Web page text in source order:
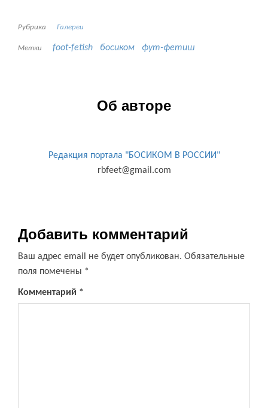
Рубрика Галереи
Метки foot-fetish босиком фут-фетиш
Об авторе
Редакция портала "БОСИКОМ В РОССИИ"
rbfeet@gmail.com
Добавить комментарий
Ваш адрес email не будет опубликован. Обязательные
поля помечены *
Комментарий *